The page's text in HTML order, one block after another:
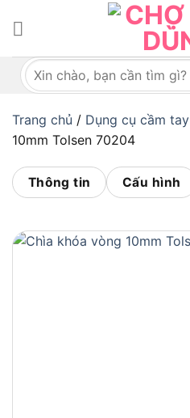
dungTìm
kiếm:
Trang chủ / Dụng cụ cầm tay
10mm Tolsen 70204
Thông tin Cấu hình